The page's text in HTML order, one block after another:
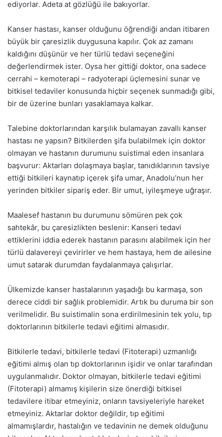
ediyorlar. Adeta at gözlüğü ile bakıyorlar.
Kanser hastası, kanser olduğunu öğrendiği andan itibaren
büyük bir çaresizlik duygusuna kapılır. Çok az zamanı
kaldığını düşünür ve her türlü tedavi seçeneğini
değerlendirmek ister. Oysa her gittiği doktor, ona sadece
cerrahi – kemoterapi – radyoterapi üçlemesini sunar ve
bitkisel tedaviler konusunda hiçbir seçenek sunmadığı gibi,
bir de üzerine bunları yasaklamaya kalkar.
Talebine doktorlarından karşılık bulamayan zavallı kanser
hastası ne yapsın? Bitkilerden şifa bulabilmek için doktor
olmayan ve hastanın durumunu suistimal eden insanlara
başvurur: Aktarları dolaşmaya başlar, tanıdıklarının tavsiye
ettiği bitkileri kaynatıp içerek şifa umar, Anadolu’nun her
yerinden bitkiler sipariş eder. Bir umut, iyileşmeye uğraşır.
Maalesef hastanın bu durumunu sömüren pek çok
sahtekâr, bu çaresizlikten beslenir: Kanseri tedavi
ettiklerini iddia ederek hastanın parasını alabilmek için her
türlü dalavereyi çevirirler ve hem hastaya, hem de ailesine
umut satarak durumdan faydalanmaya çalışırlar.
Ülkemizde kanser hastalarının yaşadığı bu karmaşa, son
derece ciddi bir sağlık problemidir. Artık bu duruma bir son
verilmelidir. Bu suistimalin sona erdirilmesinin tek yolu, tıp
doktorlarının bitkilerle tedavi eğitimi almasıdır.
Bitkilerle tedavi, bitkilerle tedavi (Fitoterapi) uzmanlığı
eğitimi almış olan tıp doktorlarının işidir ve onlar tarafından
uygulanmalıdır. Doktor olmayan, bitkilerle tedavi eğitimi
(Fitoterapi) almamış kişilerin size önerdiği bitkisel
tedavilere itibar etmeyiniz, onların tavsiyeleriyle hareket
etmeyiniz. Aktarlar doktor değildir, tıp eğitimi
almamışlardır, hastalığın ve tedavinin ne demek olduğunu